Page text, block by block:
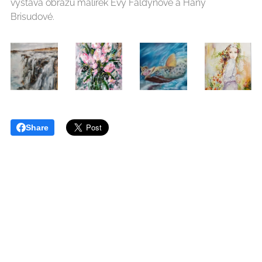
výstava obrazů malířek Evy Faldynové a Hany
Brisudové.
Share